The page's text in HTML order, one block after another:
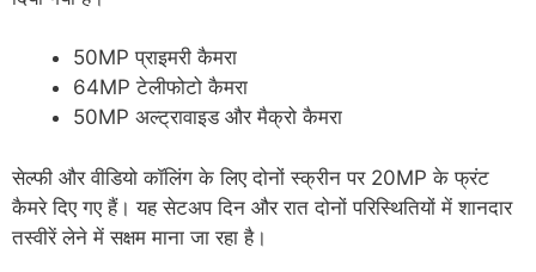
50MP प्राइमरी कैमरा
64MP टेलीफोटो कैमरा
50MP अल्ट्रावाइड और मैक्रो कैमरा
सेल्फी और वीडियो कॉलिंग के लिए दोनों स्क्रीन पर 20MP के फ्रंट
कैमरे दिए गए हैं। यह सेटअप दिन और रात दोनों परिस्थितियों में शानदार
तस्वीरें लेने में सक्षम माना जा रहा है।